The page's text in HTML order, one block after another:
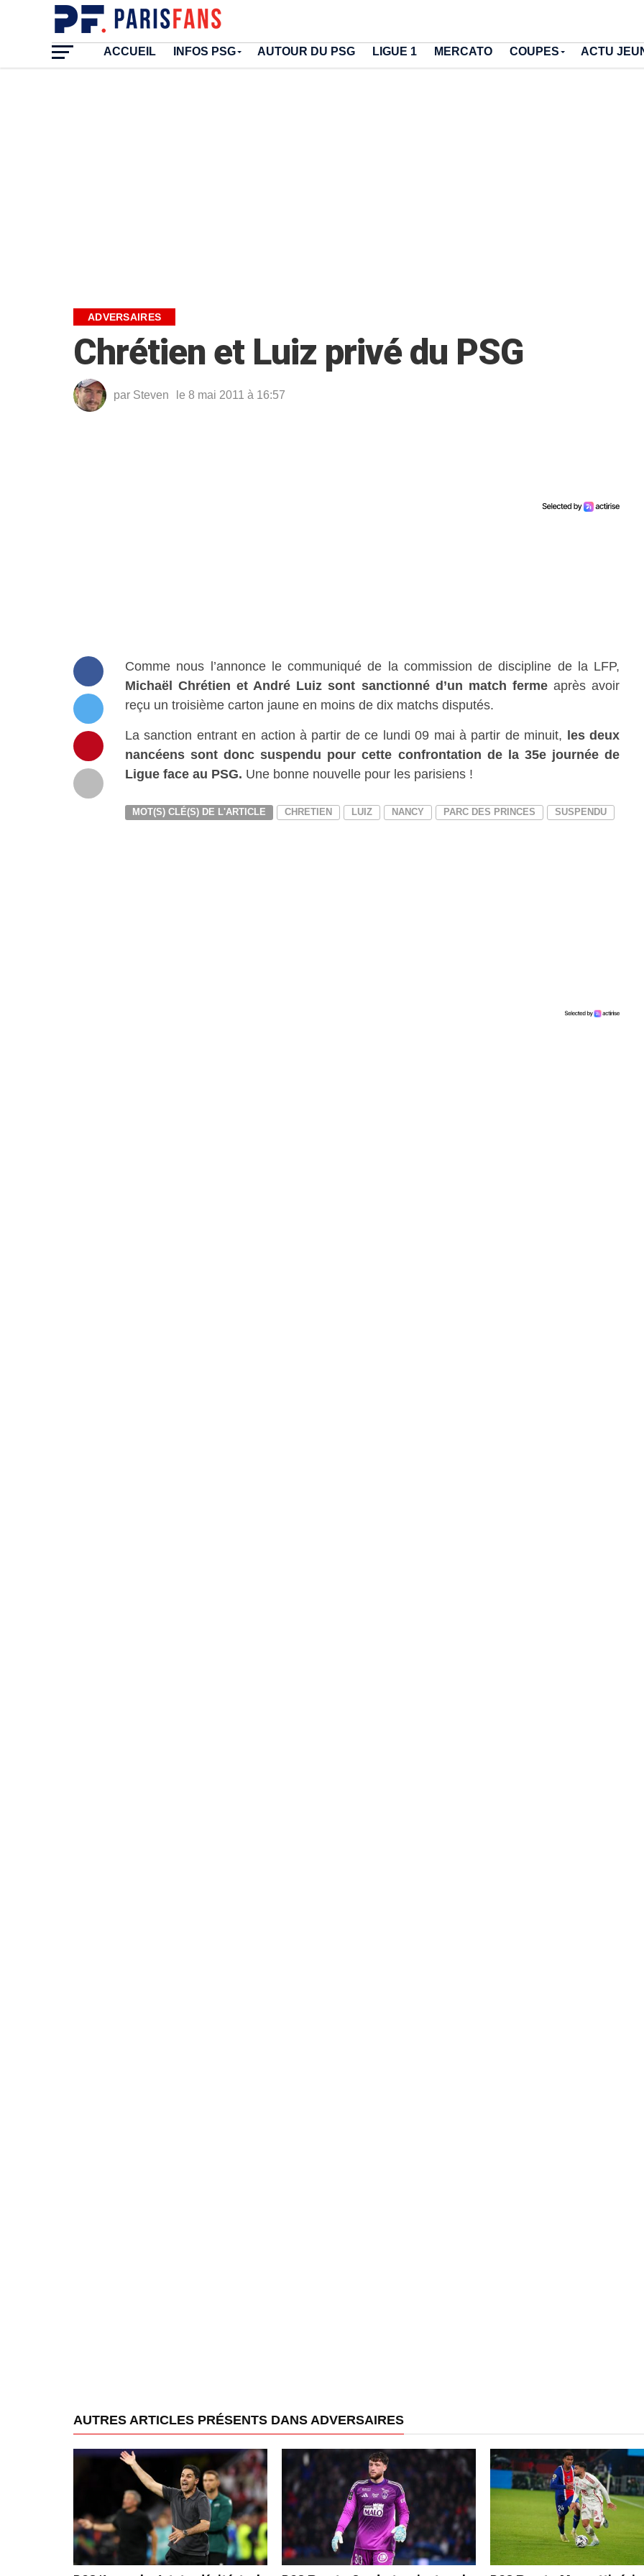
ACCUEIL INFOS PSG AUTOUR DU PSG LIGUE 1 MERCATO COUPES ACTU
ADVERSAIRES
Chrétien et Luiz privé du PSG
par Steven le 8 mai 2011 à 16:57
Comme nous l’annonce le communiqué de la commission de discipline de la LFP,
Michaël Chrétien et André Luiz sont sanctionné d’un match fermeaprès avoir
reçu un troisième carton jaune en moins de dix matchs disputés.
La sanction entrant en action à partir de ce lundi 09 mai à partir de minuit, les deux
nancéens sont donc suspendu pour cette confrontation de la 35e journée de
Ligue face au PSG. Une bonne nouvelle pour les parisiens !
MOT(S) CLÉ(S) DE L'ARTICLE CHRETIEN LUIZ NANCY PARC DES PRINCES SUSPENDU
AUTRES ARTICLES PRÉSENTS DANS ADVERSAIRES